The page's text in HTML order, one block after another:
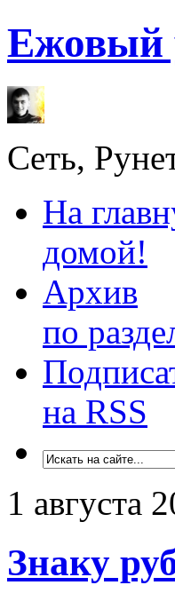
Ежовый
Сеть,
На
домой!
Архив
по
на RSS
1 августа
Знаку